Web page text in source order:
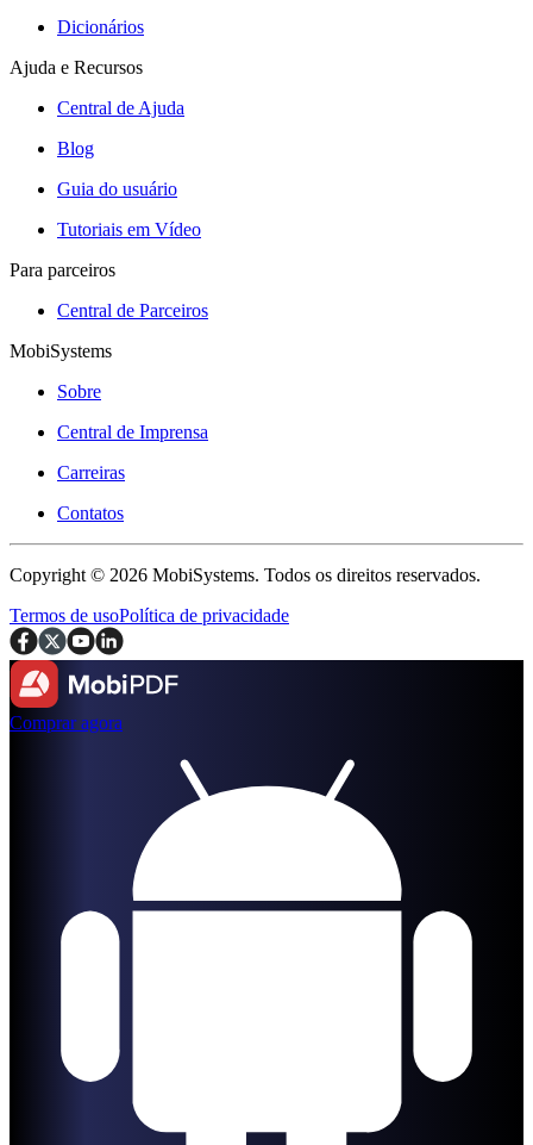
Dicionários
Ajuda e Recursos
Central de Ajuda
Blog
Guia do usuário
Tutoriais em Vídeo
Para parceiros
Central de Parceiros
MobiSystems
Sobre
Central de Imprensa
Carreiras
Contatos
Copyright © 2026 MobiSystems. Todos os direitos reservados.
Termos de usoPolítica de privacidade
Comprar agora